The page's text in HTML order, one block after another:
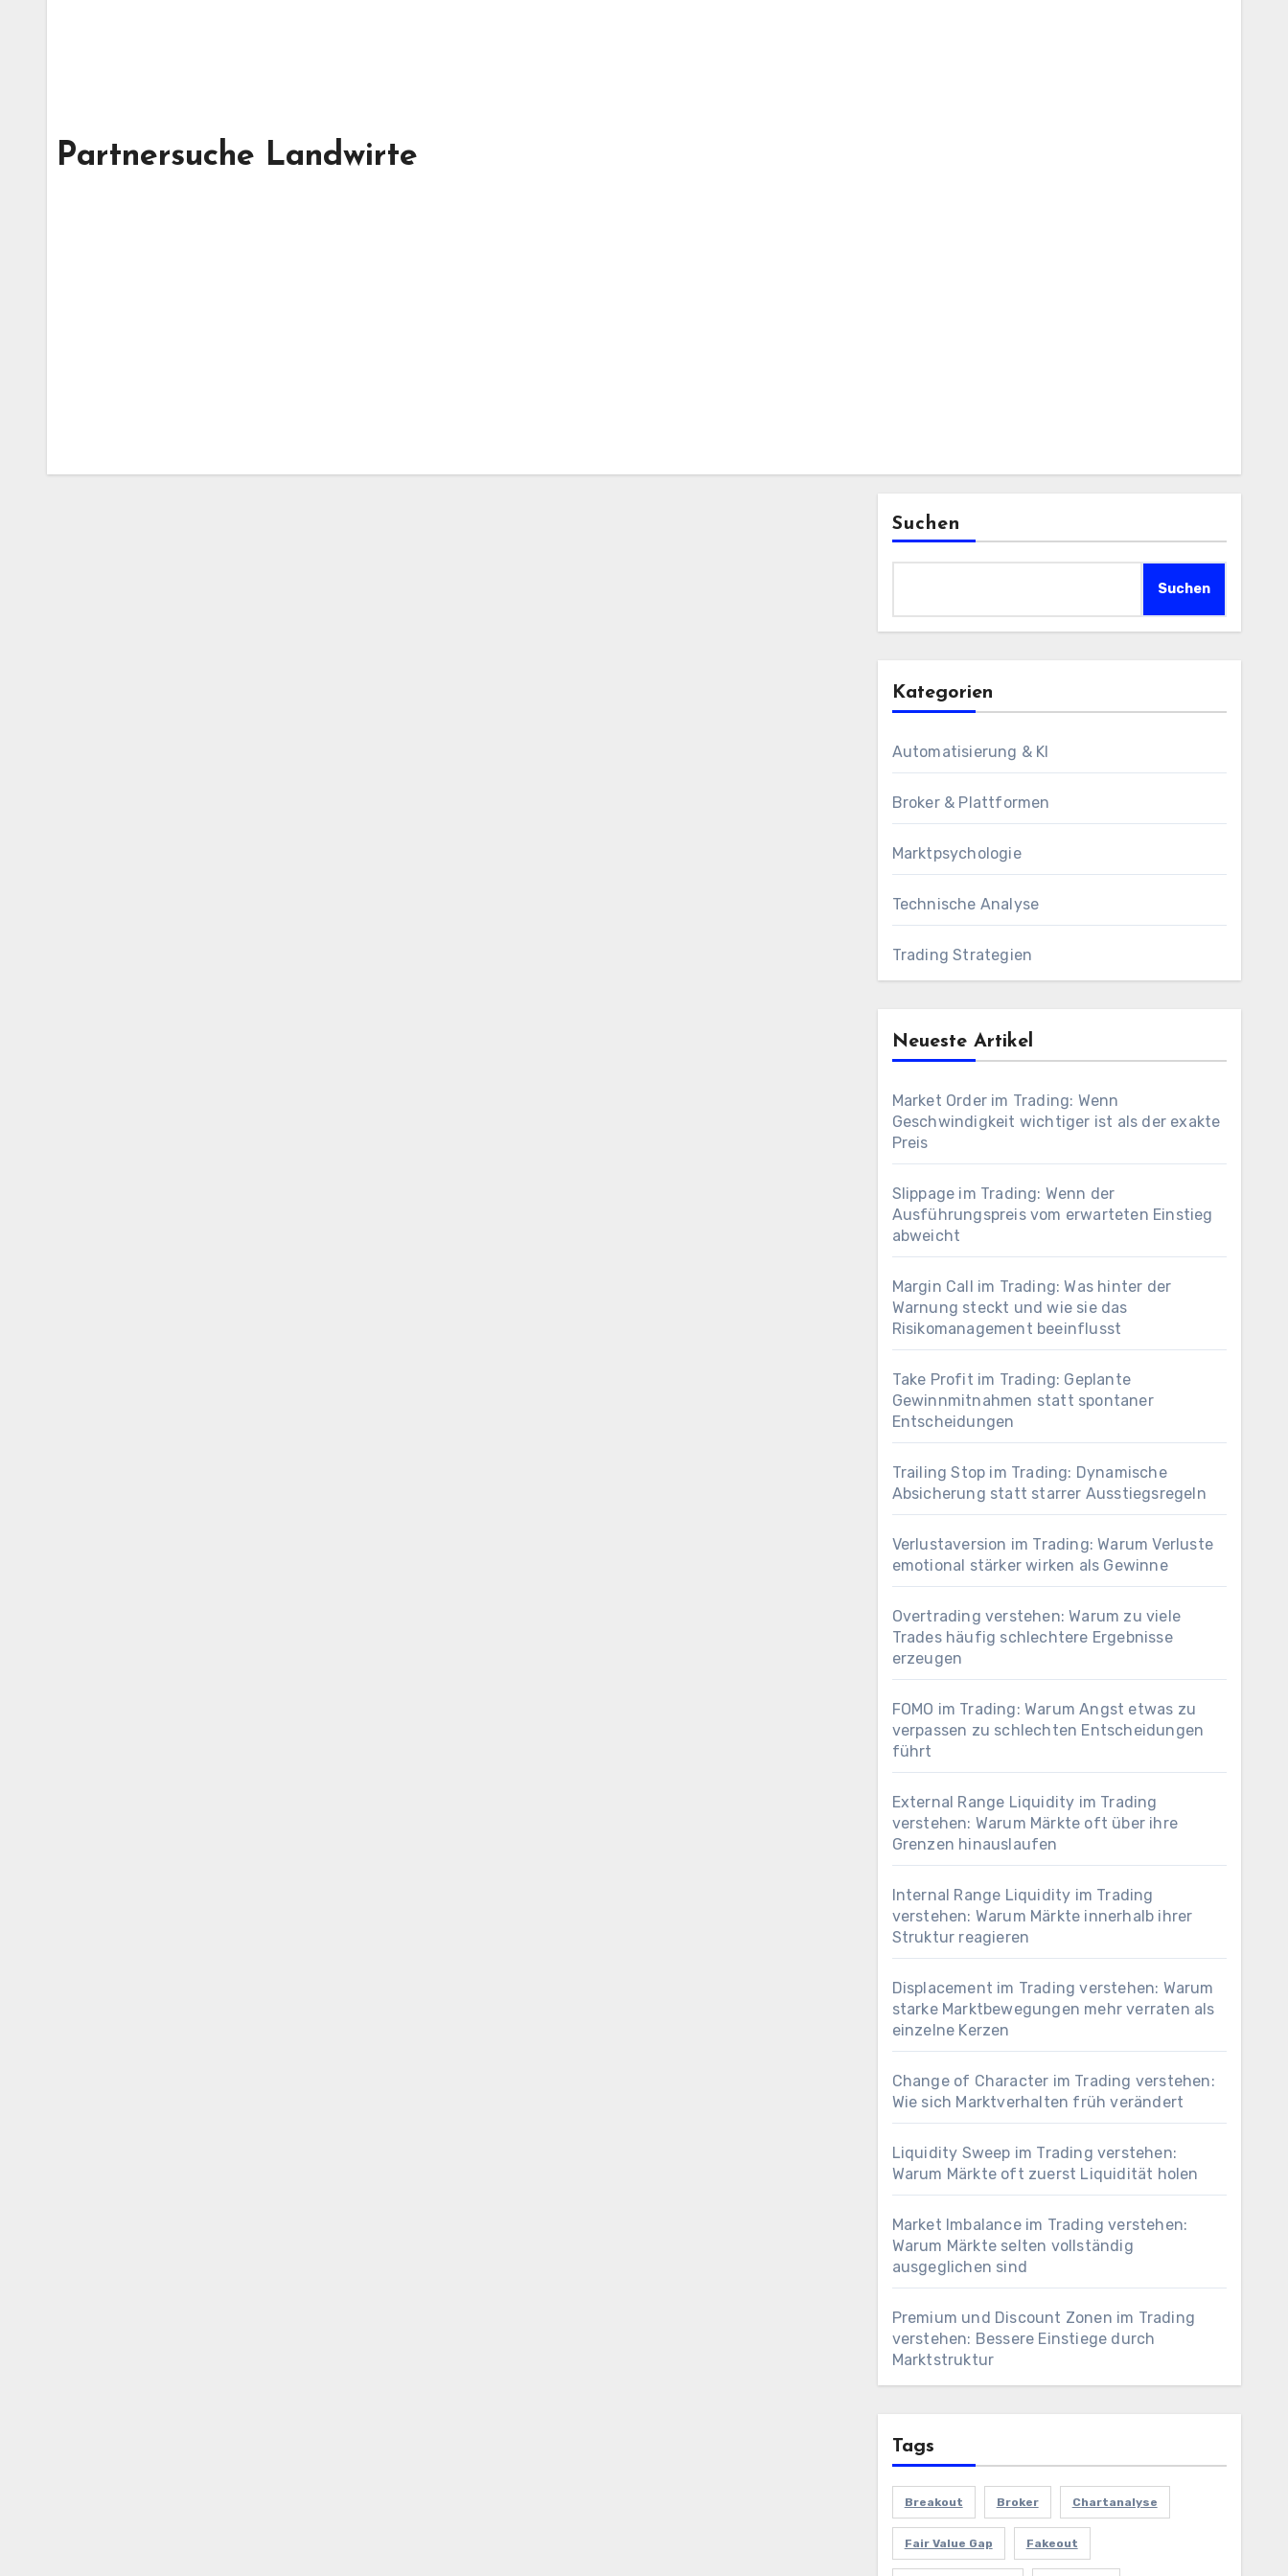
Partnersuche Landwirte
Suchen
Suchen
Kategorien
Automatisierung & KI
Broker & Plattformen
Marktpsychologie
Technische Analyse
Trading Strategien
Neueste Artikel
Market Order im Trading: Wenn
Geschwindigkeit wichtiger ist als der exakte
Preis
Slippage im Trading: Wenn der
Ausführungspreis vom erwarteten Einstieg
abweicht
Margin Call im Trading: Was hinter der
Warnung steckt und wie sie das
Risikomanagement beeinflusst
Take Profit im Trading: Geplante
Gewinnmitnahmen statt spontaner
Entscheidungen
Trailing Stop im Trading: Dynamische
Absicherung statt starrer Ausstiegsregeln
Verlustaversion im Trading: Warum Verluste
emotional stärker wirken als Gewinne
Overtrading verstehen: Warum zu viele
Trades häufig schlechtere Ergebnisse
erzeugen
FOMO im Trading: Warum Angst etwas zu
verpassen zu schlechten Entscheidungen
führt
External Range Liquidity im Trading
verstehen: Warum Märkte oft über ihre
Grenzen hinauslaufen
Internal Range Liquidity im Trading
verstehen: Warum Märkte innerhalb ihrer
Struktur reagieren
Displacement im Trading verstehen: Warum
starke Marktbewegungen mehr verraten als
einzelne Kerzen
Change of Character im Trading verstehen:
Wie sich Marktverhalten früh verändert
Liquidity Sweep im Trading verstehen:
Warum Märkte oft zuerst Liquidität holen
Market Imbalance im Trading verstehen:
Warum Märkte selten vollständig
ausgeglichen sind
Premium und Discount Zonen im Trading
verstehen: Bessere Einstiege durch
Marktstruktur
Tags
Breakout Broker Chartanalyse
Fair Value Gap Fakeout